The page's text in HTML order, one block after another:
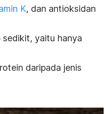
K, dan antioksidan
sedikit, yaitu hanya
daripada jenis